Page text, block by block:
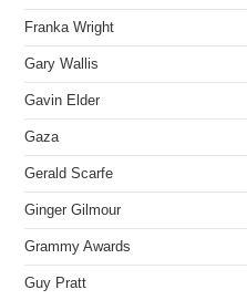
Franka Wright
Gary Wallis
Gavin Elder
Gaza
Gerald Scarfe
Ginger Gilmour
Grammy Awards
Guy Pratt